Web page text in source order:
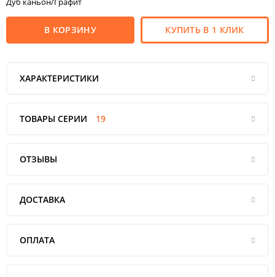
В КОРЗИНУ КУПИТЬ В 1 КЛИК
ХАРАКТЕРИСТИКИ
ТОВАРЫ СЕРИИ 19
ОТЗЫВЫ
ДОСТАВКА
ОПЛАТА